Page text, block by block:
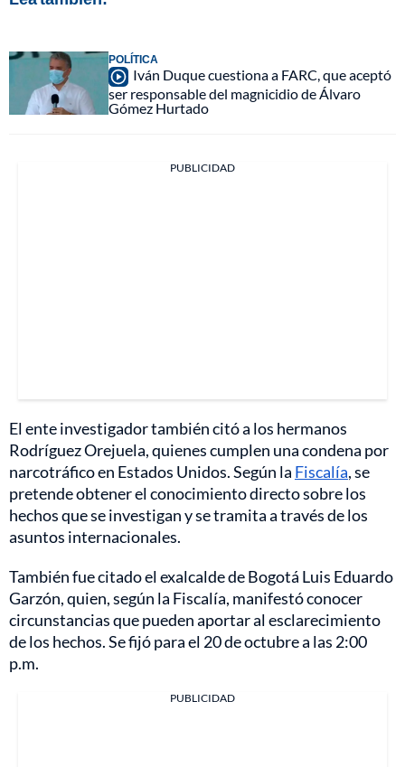
POLÍTICA
Iván Duque cuestiona a FARC, que aceptó
ser responsable del magnicidio de Álvaro
Gómez Hurtado
PUBLICIDAD
El ente investigador también citó a los hermanos
Rodríguez Orejuela, quienes cumplen una condena por
narcotráfico en Estados Unidos. Según la Fiscalía, se
pretende obtener el conocimiento directo sobre los
hechos que se investigan y se tramita a través de los
asuntos internacionales.
También fue citado el exalcalde de Bogotá Luis Eduardo
Garzón, quien, según la Fiscalía, manifestó conocer
circunstancias que pueden aportar al esclarecimiento
de los hechos. Se fijó para el 20 de octubre a las 2:00
p.m.
PUBLICIDAD